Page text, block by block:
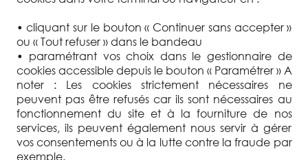
• cliquant sur le bouton « Continuer sans accepter »
ou « Tout refuser » dans le bandeau
• paramétrant vos choix dans le gestionnaire de
cookies accessible depuis le bouton « Paramétrer » A
noter : Les cookies strictement nécessaires ne
peuvent pas être refusés car ils sont nécessaires au
fonctionnement du site et à la fourniture de nos
services, ils peuvent également nous servir à gérer
vos consentements ou à la lutte contre la fraude par
exemple.